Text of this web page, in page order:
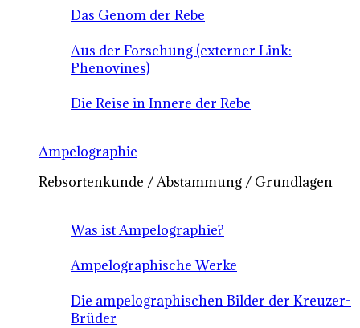
Das Genom der Rebe
Aus der Forschung (externer Link:
Phenovines)
Die Reise in Innere der Rebe
Ampelographie
Rebsortenkunde / Abstammung / Grundlagen
Was ist Ampelographie?
Ampelographische Werke
Die ampelographischen Bilder der Kreuzer-
Brüder